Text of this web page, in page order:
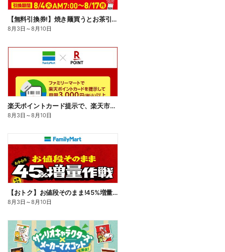
【無料引換券!】焼き麺買うとお茶引換券貰える!
8月3日 ～8月10日
楽天ポイントカード提示で、楽天市場でのお買い物がおトクに!
8月3日 ～8月10日
【おトク】お値段そのまま!45%増量作戦!
8月3日 ～8月10日